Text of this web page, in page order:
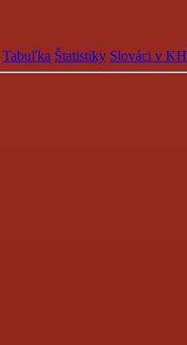
Tabuľka Štatistiky Slováci v